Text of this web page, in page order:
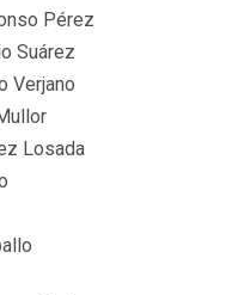
Pérez
Suárez
Verjano
Losada